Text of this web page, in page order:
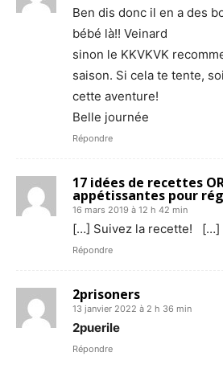
Ben dis donc il en a des
bébé là!! Veinard
sinon le KKVKVK
saison. Si cela te tente,
cette aventure!
Belle journée
Répondre
17 idées de recettes
appétissantes pour
16 mars 2019 à 12 h 42 min
[…] Suivez la recette! […]
Répondre
2prisoners
13 janvier 2022 à 2 h 36 min
2puerile
Répondre